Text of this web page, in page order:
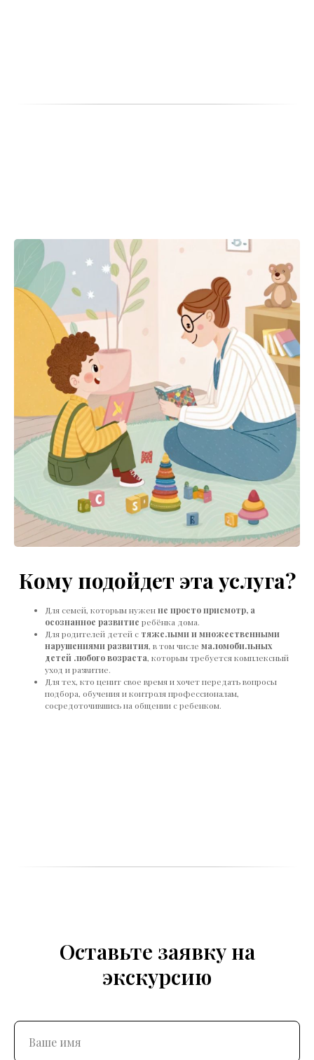
Кому подойдет эта услуга?
Для семей, которым нуженне просто присмотр, а
осознанное развитие ребёнка дома.
Для родителей детей с тяжелыми и множественными
нарушениями развития, в том числе маломобильных
детей любого возраста, которым требуется комплексный
уход и развитие.
Для тех, кто ценит свое время и хочет передать вопросы
подбора, обучения и контроля профессионалам,
сосредоточившись на общении с ребенком.
Оставьте заявку на
экскурсию